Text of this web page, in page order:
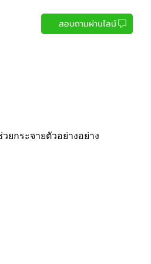
สอบถามผ่านไลน์
ยกระจายตัวอย่างอย่าง